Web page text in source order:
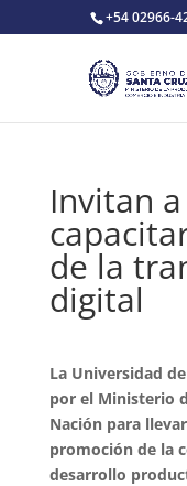
+54 02966-
Invitan
de la
digital
La Universidad
por el Ministerio
Nación para
promoción de la
desarrollo